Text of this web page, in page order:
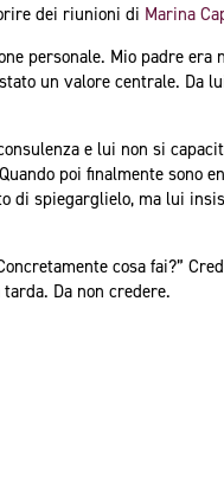
dei riunioni di Marina
personale. Mio padre
un valore centrale. Da
e lui non si
poi finalmente sono
spiegarglielo, ma lui
cosa fai?”
Da non credere.